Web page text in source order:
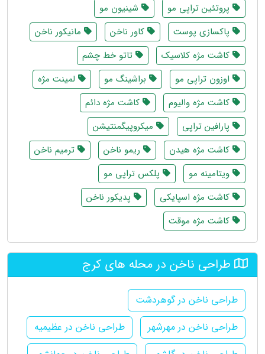
پروتئین تراپی مو
شینیون مو
پاکسازی پوست
کاور ناخن
مانیکور ناخن
کاشت مژه کلاسیک
تاتو خط چشم
اوزون تراپی مو
براشینگ مو
لمینت مژه
کاشت مژه والیوم
کاشت مژه دائم
پارافین تراپی
میکروپیگمنتیشن
کاشت مژه هیدن
ریمو ناخن
ترمیم ناخن
ویتامینه مو
پلکس تراپی مو
کاشت مژه اسپایکی
پدیکور ناخن
کاشت مژه موقت
طراحی ناخن در محله های کرج
طراحی ناخن در گوهردشت
طراحی ناخن در مهرشهر
طراحی ناخن در عظیمیه